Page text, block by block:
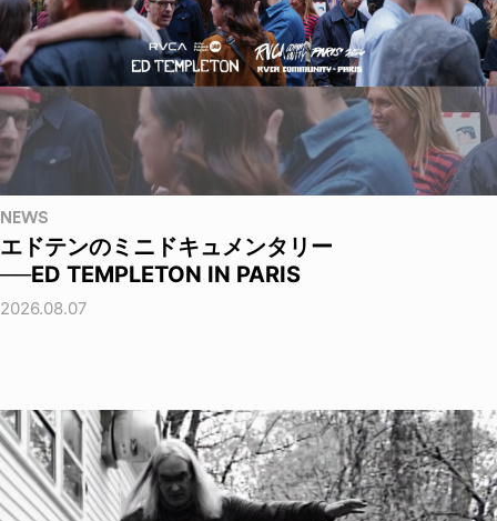
NEWS
エドテンのミニドキュメンタリー
──ED TEMPLETON IN PARIS
2026.08.07